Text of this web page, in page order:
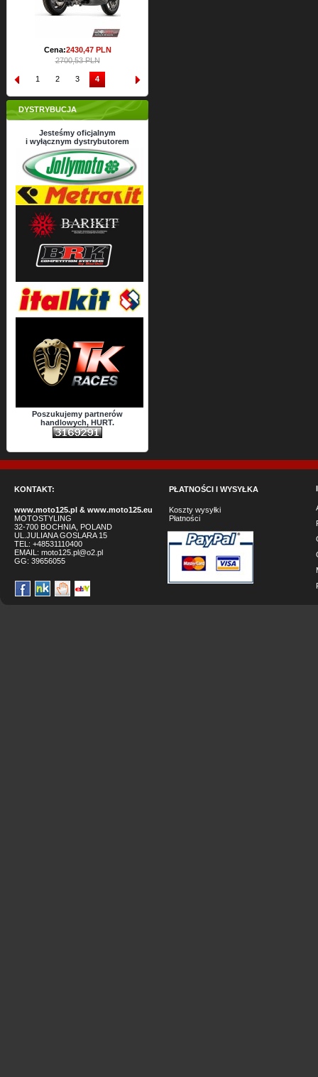
Cena:2430,47PLN
2700,53 PLN
1 2 3 4
DYSTRYBUCJA
Jesteśmy oficjalnym
i wyłącznym dystrybutorem
Poszukujemy partnerów
handlowych, HURT.
KONTAKT:
www.moto125.pl & www.moto125.eu
MOTOSTYLING
32-700 BOCHNIA, POLAND
UL.JULIANA GOSLARA 15
TEL: +48531110400
EMAIL: moto125.pl@o2.pl
GG: 39656055
PŁATNOŚCI I WYSYŁKA
Koszty wysyłki
Płatności